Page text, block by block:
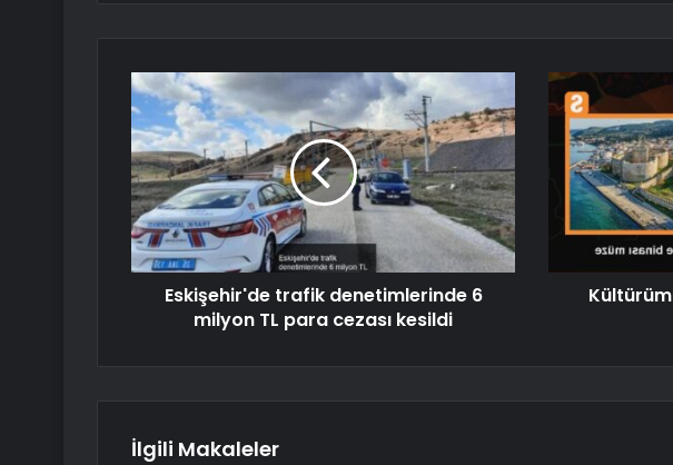
Eskişehir'de trafik denetimlerinde 6
milyon TL para cezası kesildi
İlgili Makaleler